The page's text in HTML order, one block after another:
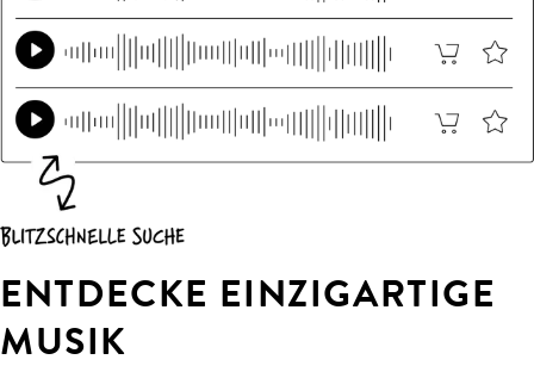
ENTDECKE EINZIGARTIGE
MUSIK